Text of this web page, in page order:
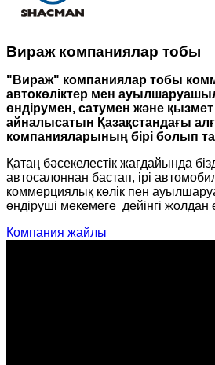
Вираж компаниялар тобы
"Вираж" компаниялар тобы
автокөліктер мен
өндірумен, сатумен және
айналысатын Қазақстандағы
компанияларының бірі болып
Қатаң бәсекелестік жағдайында
автосалоннан бастап, ірі
коммерциялық көлік пен
өндіруші мекемеге дейінгі жолдан
Компания жайлы